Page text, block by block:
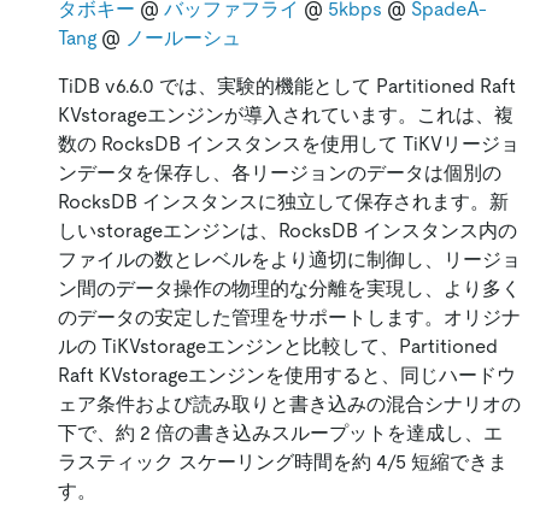
タボキー @ バッファフライ @ 5kbps @ SpadeA-
Tang @ ノールーシュ
TiDB v6.6.0 では、実験的機能として Partitioned Raft
KVstorageエンジンが導入されています。これは、複
数の RocksDB インスタンスを使用して TiKVリージョ
ンデータを保存し、各リージョンのデータは個別の
RocksDB インスタンスに独立して保存されます。新
しいstorageエンジンは、RocksDB インスタンス内の
ファイルの数とレベルをより適切に制御し、リージョ
ン間のデータ操作の物理的な分離を実現し、より多く
のデータの安定した管理をサポートします。オリジナ
ルの TiKVstorageエンジンと比較して、Partitioned
Raft KVstorageエンジンを使用すると、同じハードウ
ェア条件および読み取りと書き込みの混合シナリオの
下で、約 2 倍の書き込みスループットを達成し、エ
ラスティック スケーリング時間を約 4/5 短縮できま
す。